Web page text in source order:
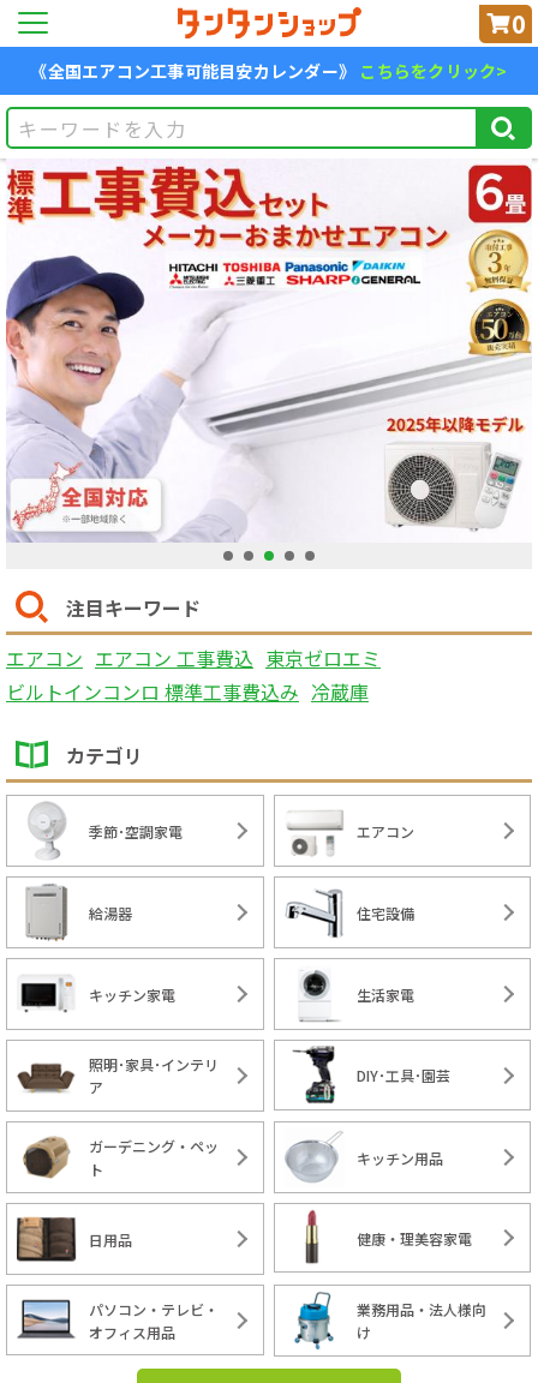
0
《全国エアコン工事可能目安カレンダー》 こちらをクリック>
1 2 3 4 5
注目キーワード
エアコン エアコン 工事費込 東京ゼロエミ
ビルトインコンロ 標準工事費込み 冷蔵庫
カテゴリ
季節･空調家電 エアコン
給湯器 住宅設備
キッチン家電 生活家電
照明･家具･インテリ
ア
DIY･工具･園芸
ガーデニング・ペッ
ト
キッチン用品
日用品 健康・理美容家電
パソコン・テレビ・
オフィス用品
業務用品・法人様向
け